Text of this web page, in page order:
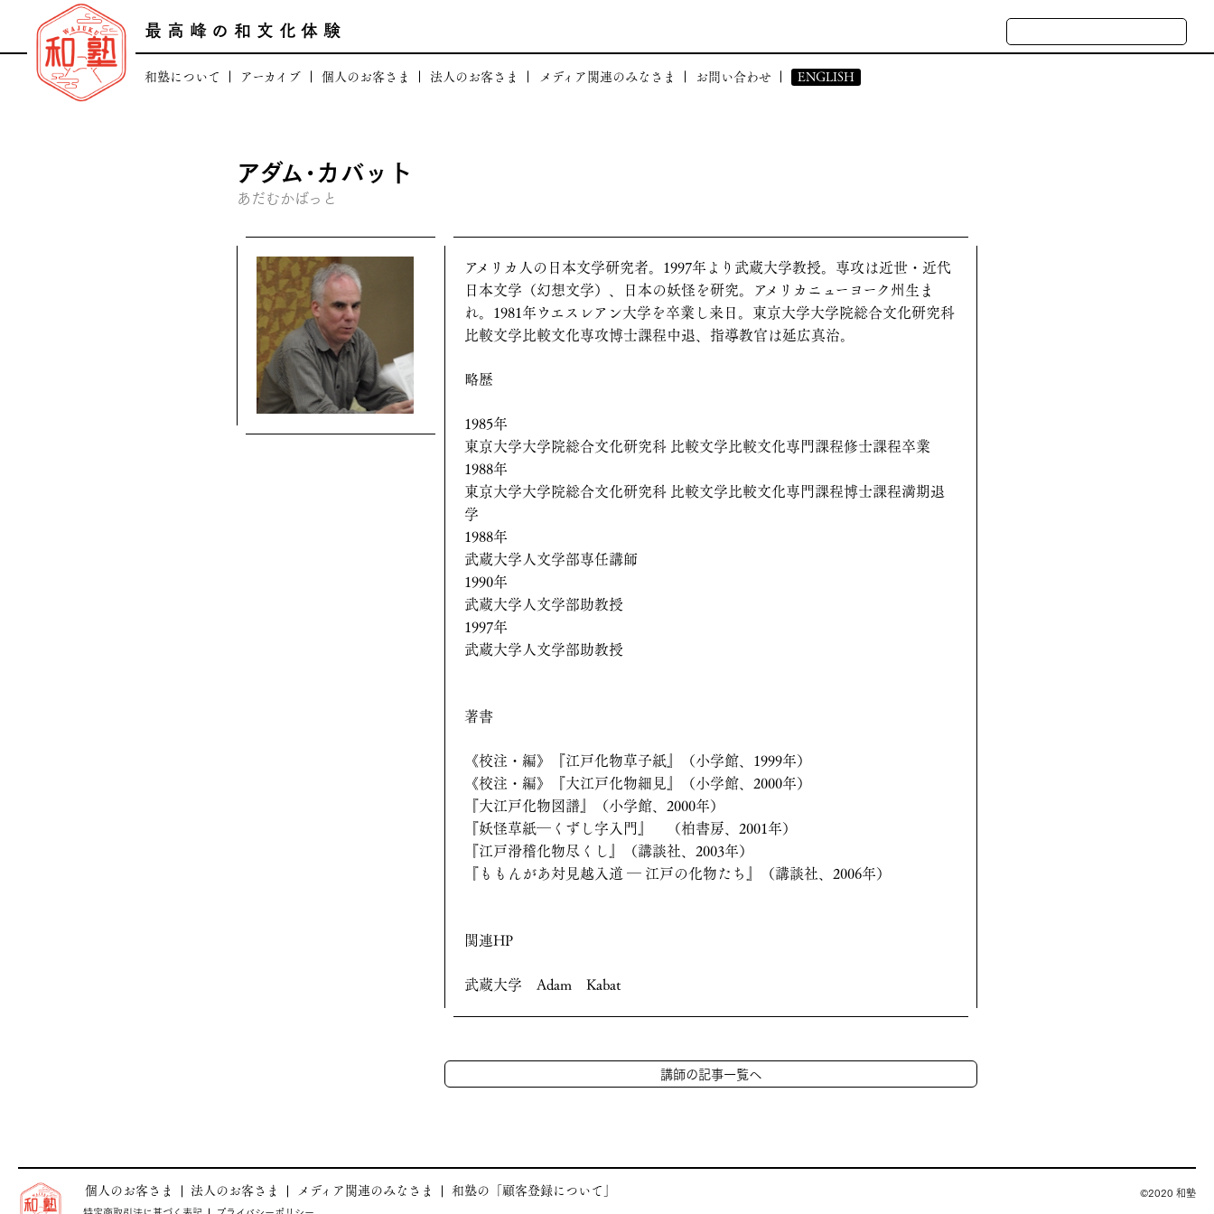
最高峰の和文化体験
和塾について アーカイブ 個人のお客さま
最高峰の逸品頒布会
日本の芸術文化を支える社会貢献活動
一般向け講座「和塾お稽古会」について
法人のお客さま メディア関連のみなさま お問い合わせ ENGLISH
アダム･カバット
あだむかばっと
アメリカ人の日本文学研究者。1997年より武蔵大学教授。専攻は近世・近代
日本文学（幻想文学）、日本の妖怪を研究。アメリカニューヨーク州生ま
れ。1981年ウエスレアン大学を卒業し来日。東京大学大学院総合文化研究科
比較文学比較文化専攻博士課程中退、指導教官は延広真治。
略歴
1985年
東京大学大学院総合文化研究科 比較文学比較文化専門課程修士課程卒業
1988年
東京大学大学院総合文化研究科 比較文学比較文化専門課程博士課程満期退
学
1988年
武蔵大学人文学部専任講師
1990年
武蔵大学人文学部助教授
1997年
武蔵大学人文学部助教授
著書
《校注・編》『江戸化物草子紙』（小学館、1999年）
《校注・編》『大江戸化物細見』（小学館、2000年）
『大江戸化物図譜』（小学館、2000年）
『妖怪草紙―くずし字入門』 （柏書房、2001年）
『江戸滑稽化物尽くし』（講談社、2003年）
『ももんがあ対見越入道 ― 江戸の化物たち』（講談社、2006年）
関連HP
武蔵大学 Adam Kabat
講師の記事一覧へ
個人のお客さま 法人のお客さま メディア関連のみなさま 和塾の「顧客登録について」 ©2020 和塾